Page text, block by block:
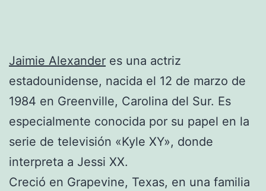
Jaimie Alexander es una actriz
estadounidense, nacida el 12 de marzo de
1984 en Greenville, Carolina del Sur. Es
especialmente conocida por su papel en la
serie de televisión «Kyle XY», donde
interpreta a Jessi XX.
Creció en Grapevine, Texas, en una familia